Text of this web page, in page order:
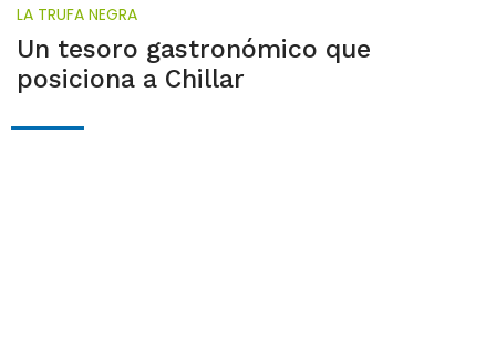
LA TRUFA NEGRA
Un tesoro gastronómico que
posiciona a Chillar